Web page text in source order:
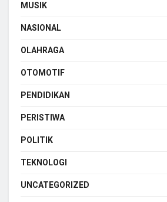
MUSIK
NASIONAL
OLAHRAGA
OTOMOTIF
PENDIDIKAN
PERISTIWA
POLITIK
TEKNOLOGI
UNCATEGORIZED